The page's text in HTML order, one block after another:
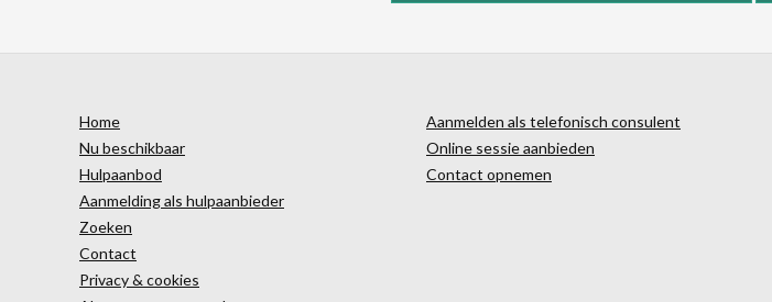
Home
Nu beschikbaar
Hulpaanbod
Aanmelding als hulpaanbieder
Zoeken
Contact
Privacy & cookies
Aanmelden als telefonisch consulent
Online sessie aanbieden
Contact opnemen